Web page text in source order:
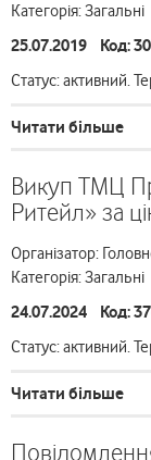
Категорія: Загальні
25.07.2019 Код:
Статус: активний.
Читати більше
Викуп ТМЦ
Ритейл» за
Організатор:
Категорія: Загальні
24.07.2024 Код:
Статус: активний.
Читати більше